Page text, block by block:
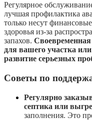
Регулярное
лучшая профилактика
только несут
здоровья из-за
запахов.
для вашего участка
развитие серьезных
Советы по
Регулярно
септика или
заполнения. Это